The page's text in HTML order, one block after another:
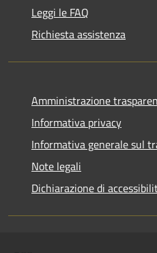
Leggi le FAQ
Richiesta assistenza
Amministrazione
Informativa privacy
Informativa generale sul
Note legali
Dichiarazione di